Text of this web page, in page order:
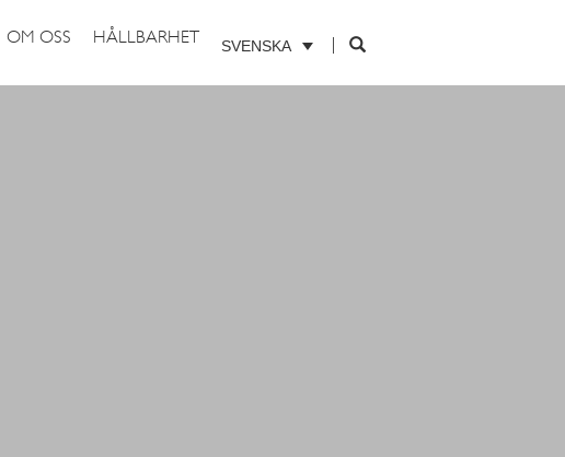
OM OSS HÅLLBARHET SVENSKA